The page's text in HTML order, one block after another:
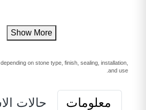
Show More
on stone type, finish, sealing, installation,
and use.
معلومات
حالات